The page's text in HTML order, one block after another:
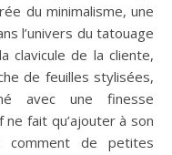
du minimalisme, une
l’univers du tatouage
clavicule de la cliente,
de feuilles stylisées,
avec une finesse
fait qu’ajouter à son
comment de petites